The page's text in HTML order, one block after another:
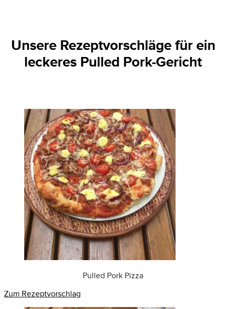
Unsere Rezeptvorschläge für ein
leckeres Pulled Pork-Gericht
Pulled Pork Pizza
Zum Rezeptvorschlag